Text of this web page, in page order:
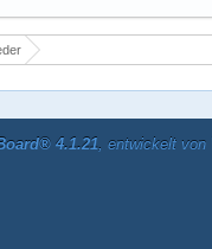
4.1.21, entwickelt von